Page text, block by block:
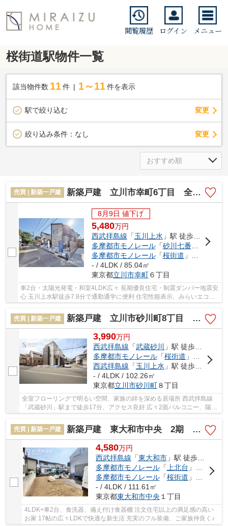
閲覧履歴 ログイン メニュー
桜街道駅物件一覧
該当物件数 11件 1～11 件を表示
駅で絞り込む 変更
絞り込み条件： なし 変更
売買 | 新築一戸建 新築戸建 立川市幸町6丁目 全1棟
8月9日 値下げ
5,480万円
西武拝島線 「玉川上水 」駅 徒歩8分
多摩都市モノレール「砂川七番 」駅 徒歩
多摩都市モノレール「桜街道 」駅 徒歩19分
- / 4LDK / 85.04㎡
東京都立川市幸町６丁目
車2台・太陽光発電・和室4LDK広々 長期優良住宅・制震ダンパー地震安
心 玉川上水駅徒歩7.8分で通勤通学に便利 住宅性能表示、みらいエコ住
宅2026事業 土日祝はオープンハウス開催中即...
売買 | 新築一戸建
新築戸建 立川市砂川町8丁目 全1棟
3,990万円
西武拝島線 「武蔵砂川
」駅 徒歩17分
多摩都市モノレール「桜街道 」駅 徒歩22分
西武拝島線 「玉川上水」駅 徒歩23分
- / 4LDK / 102.26㎡
東京都立川市砂川町８丁目
全室フローリングで明るい空間、家族の絆を深める居場所 西武拝島線
「武蔵砂川」駅まで徒歩17分、アクセス良好 広々2面バルコニー、陽当
売買 | 新築一戸建
新築戸建 東大和市中央 2期 全1棟
4,580万円
西武拝島線 「東大和市」駅 徒歩19分
多摩都市モノレール「上北台 」駅 徒歩25分
多摩都市モノレール「桜街道 」駅 徒歩25分
- / 4LDK / 111.61㎡
東京都東大和市中央 １丁目
4LDK+車2台、食洗器、備え付け食器棚 注文住宅以上の満足感の高い
お家 17帖の広々LDKで快適な新生活 充実のフル装備、ご家族仲良く♪